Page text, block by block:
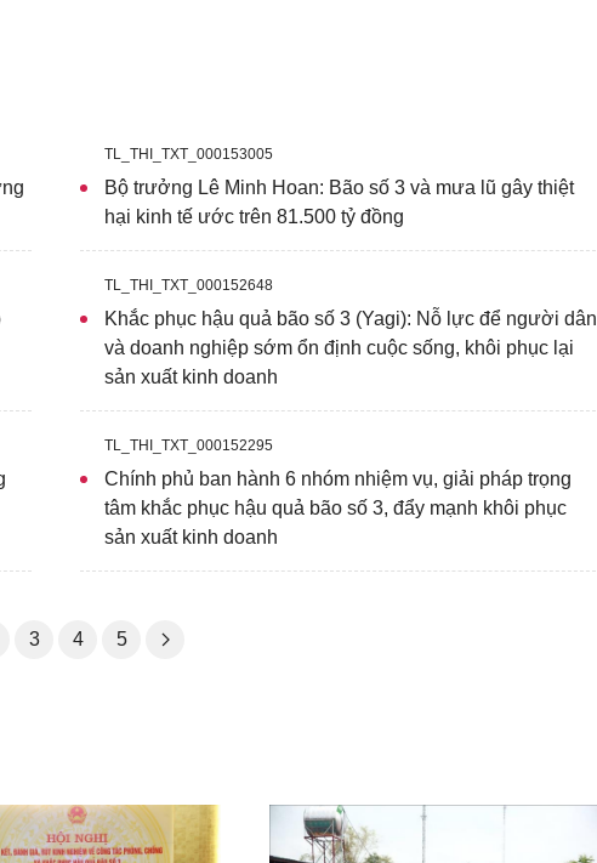
TL_THI_TXT_000153005
Bộ trưởng Lê Minh Hoan: Bão số 3 và mưa lũ gây thiệt
hại kinh tế ước trên 81.500 tỷ đồng
TL_THI_TXT_000152648
Khắc phục hậu quả bão số 3 (Yagi): Nỗ lực để người dân
và doanh nghiệp sớm ổn định cuộc sống, khôi phục lại
sản xuất kinh doanh
TL_THI_TXT_000152295
Chính phủ ban hành 6 nhóm nhiệm vụ, giải pháp trọng
tâm khắc phục hậu quả bão số 3, đẩy mạnh khôi phục
sản xuất kinh doanh
3 4 5